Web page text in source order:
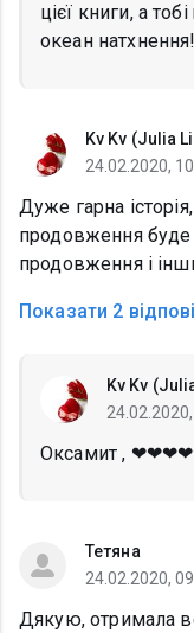
цієї книги, а
океан
Kv Kv (Julia
24.02.2020,
Дуже гарна
продовження
продовження і
Показати 2
Kv Kv
Оксамит ,
Тетяна
24.02.2020,
Дякую, отримала